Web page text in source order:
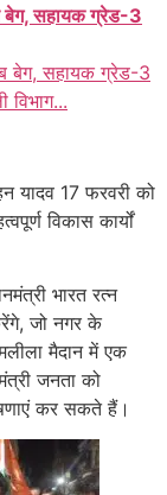
बेग, सहायक ग्रेड-3
बेग, सहायक ग्रेड-3
विभाग...
यादव 17 फरवरी को
विकास कार्यों
भारत रत्न
जो नगर के
मैदान में एक
जनता को
कर सकते हैं।